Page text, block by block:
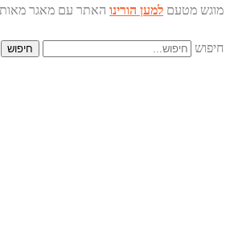
מוגש מטעם למען הורינו האתר עם מאגר
חיפוש חיפוש